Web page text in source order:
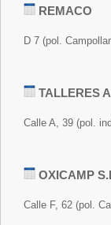
REMACO
D 7 (pol.
TALLERES
Calle A, 39 (pol.
OXICAMP
Calle F, 62 (pol.